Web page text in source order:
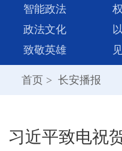
智能政法
政法文化
致敬英雄
首页 > 长安播报
习近平致电祝